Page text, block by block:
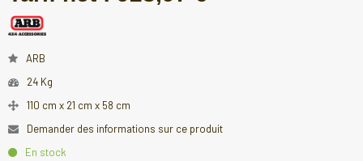
ARB
24 Kg
110 cm x 21 cm x 58 cm
Demander des informations sur ce produit
En stock